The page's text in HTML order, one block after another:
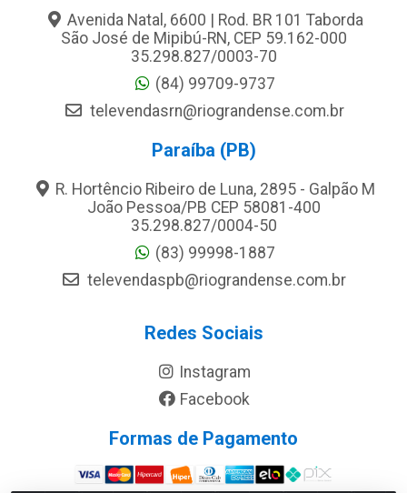
Avenida Natal, 6600 | Rod. BR 101 Taborda
São José de Mipibú-RN, CEP 59.162-000
35.298.827/0003-70
(84) 99709-9737
televendasrn@riograndense.com.br
Paraíba (PB)
R. Hortêncio Ribeiro de Luna, 2895 - Galpão M
João Pessoa/PB CEP 58081-400
35.298.827/0004-50
(83) 99998-1887
televendaspb@riograndense.com.br
Redes Sociais
Instagram
Facebook
Formas de Pagamento